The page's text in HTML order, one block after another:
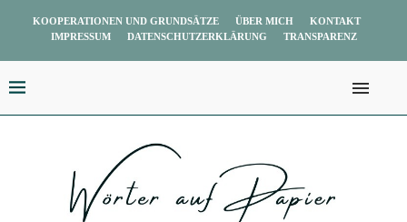
KOOPERATIONEN UND GRUNDSÄTZE ÜBER MICH
KONTAKT
IMPRESSUM
DATENSCHUTZERKLÄRUNG TRANSPARENZ